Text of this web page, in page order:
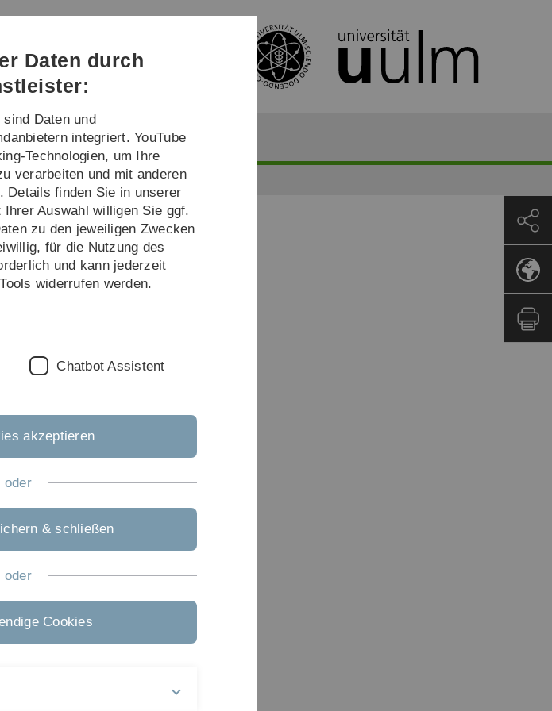
Direkt
Direkt
Direkt
(Sprache,
Drucken,
Social
Direkt
Direkt
Daten durch
sind Daten und
integriert. YouTube
Technologien, um Ihre
verarbeiten und mit anderen
Details finden Sie in unserer
Auswahl willigen Sie ggf.
zu den jeweiligen Zwecken
für die Nutzung des
und kann jederzeit
widerrufen werden.
Chatbot Assistent
akzeptieren
oder
& schließen
oder
Cookies